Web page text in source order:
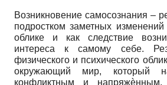
Возникновение самосознания –
подростком заметных
облике и как следствие
интереса к самому себе.
физического и психического
окружающий мир, который
конфликтным и напряжѐнным.